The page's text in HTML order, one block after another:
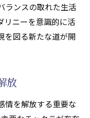
ランスの取れた生活
リニーを意識的に活
を図る新たな道が開
放
情を解放する重要な